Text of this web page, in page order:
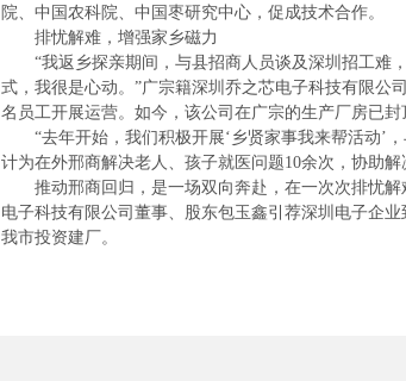
院、中国农科院、中国枣研究中心，促成技术合作。
排忧解难，增强家乡磁力
“我返乡探亲期间，与县招商人员谈及深圳招工难，
式，我很是心动。”广宗籍深圳乔之芯电子科技有限公
名员工开展运营。如今，该公司在广宗的生产厂房已封
“去年开始，我们积极开展‘乡贤家事我来帮活动’，
计为在外邢商解决老人、孩子就医问题10余次，协助
推动邢商回归，是一场双向奔赴，在一次次排忧解
电子科技有限公司董事、股东包玉鑫引荐深圳电子企
我市投资建厂。